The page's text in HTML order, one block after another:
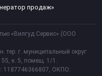
продаж»
«Вилгуд Сервис» (ООО
тер. г. муниципальный округ
55, к. 5, помещ. 1/1.
1187746366807, ОКПО: